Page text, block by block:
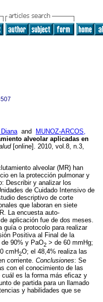
and
MUNOZ-ARCOS,
alveolar aplicadas en
[online]. 2010, vol.8, n.3,
alveolar (MR) han
en la protección pulmonar y
: Describir y analizar los
de Cuidado Intensivo de
descriptivo de corte
que laboran en siete
La encuesta auto-
aplicación fue de dos meses.
guía o protocolo para realizar
Positiva al Final de la
90% y PaO2 > de 60 mmHg;
cmH2O; el 48,4% realiza las
corriente. Conclusiones: Se
con el conocimiento de las
es la forma más eficaz y
de partida para un llamado
y habilidades que se